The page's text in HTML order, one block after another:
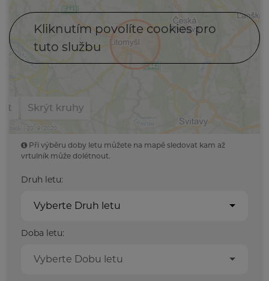
Kliknutím povolíte cookies pro
tuto službu
Při výběru doby letu můžete na mapě sledovat kam až
vrtulník může dolétnout.
Druh letu:
Vyberte Druh letu
Doba letu:
Vyberte Dobu letu